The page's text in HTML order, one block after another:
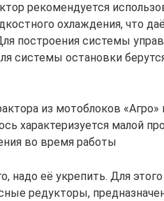
рекомендуется
охлаждения, что
построения системы
системы остановки
из мотоблоков
характеризуется малой
во время работы
надо её укрепить. Для
редукторы,